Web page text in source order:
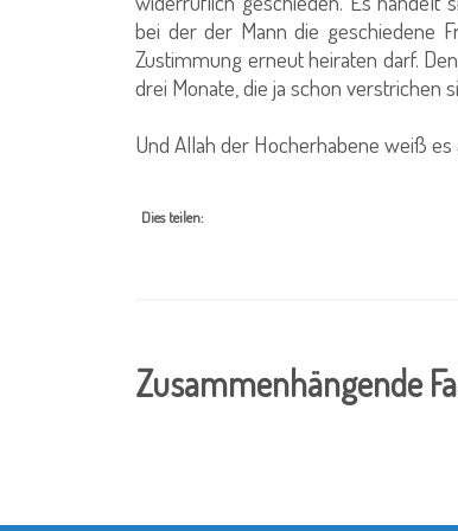
bei der der Mann die geschiedene
Zustimmung erneut heiraten darf.
drei Monate, die ja schon verstrichen
Und Allah der Hocherhabene weiß es
Dies teilen:
Zusammenhängende